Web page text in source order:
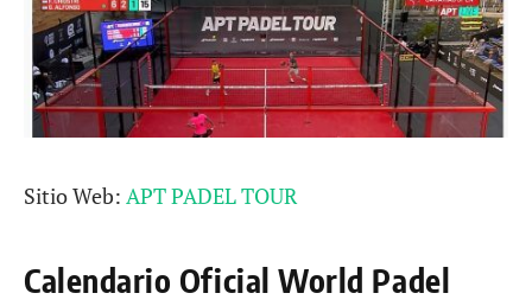
Sitio Web: APT PADEL TOUR
Calendario Oficial World Padel